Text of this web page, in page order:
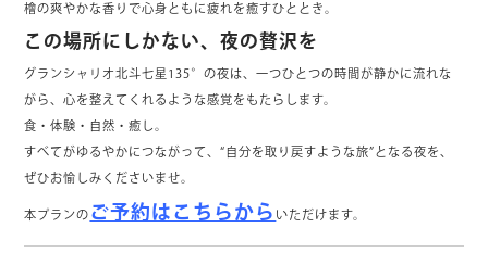
檜の爽やかな香りで心身ともに疲れを癒すひととき。
この場所にしかない、夜の贅沢を
グランシャリオ北斗七星135°の夜は、一つひとつの時間が静かに流れな
がら、心を整えてくれるような感覚をもたらします。
食・体験・自然・癒し。
すべてがゆるやかにつながって、“自分を取り戻すような旅”となる夜を、
ぜひお愉しみくださいませ。
本プランの ご予約はこちらから いただけます。